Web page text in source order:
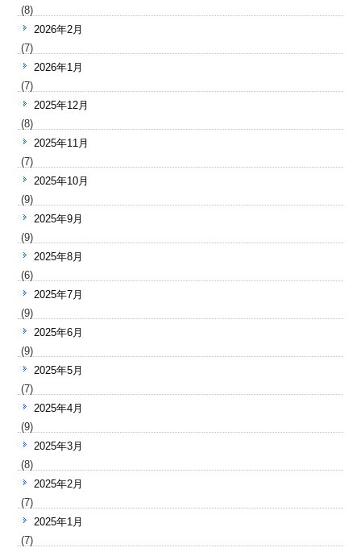
(8)
2026年2月
(7)
2026年1月
(7)
2025年12月
(8)
2025年11月
(7)
2025年10月
(9)
2025年9月
(9)
2025年8月
(6)
2025年7月
(9)
2025年6月
(9)
2025年5月
(7)
2025年4月
(9)
2025年3月
(8)
2025年2月
(7)
2025年1月
(7)